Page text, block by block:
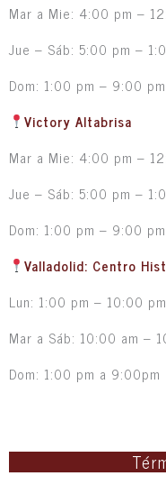
Mar a Mie: 4:00 pm –
Jue – Sáb: 5:00 pm –
Dom: 1:00 pm – 9:00 pm
Victory Altabrisa
Mar a Mie: 4:00 pm –
Jue – Sáb: 5:00 pm –
Dom: 1:00 pm – 9:00 pm
Valladolid: Centro
Lun: 1:00 pm – 10:00 pm
Mar a Sáb: 10:00 am –
Dom: 1:00 pm a 9:00pm